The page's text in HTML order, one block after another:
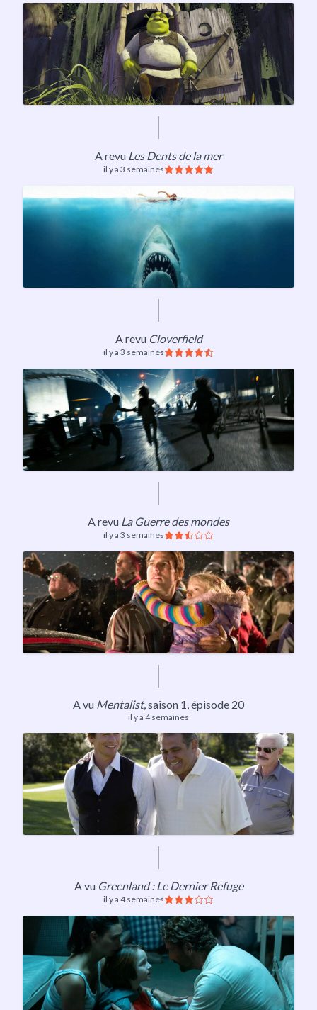
A revu Les Dents de la mer
il y a 3 semaines
A revu Cloverfield
il y a 3 semaines
A revu La Guerre des mondes
il y a 3 semaines
A vu Mentalist,saison 1, épisode 20
il y a 4 semaines
A vu Greenland : Le Dernier Refuge
il y a 4 semaines